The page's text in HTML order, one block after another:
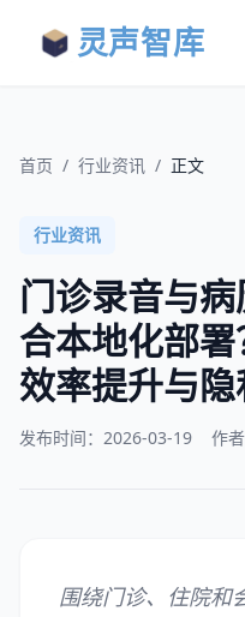
灵声智库
首页 / 行业资讯 / 正文
行业资讯
门诊录音与
合本地化部
效率提升与
发布时间： 2026-03-19 作
围绕门诊、住院和